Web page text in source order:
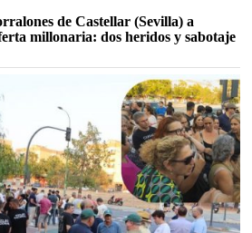
de Castellar (Sevilla) a
millonaria: dos heridos y sabotaje